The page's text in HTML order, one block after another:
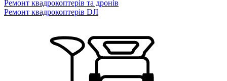
Ремонт квадрокоптерів та дронів
Ремонт квадрокоптерів DJI